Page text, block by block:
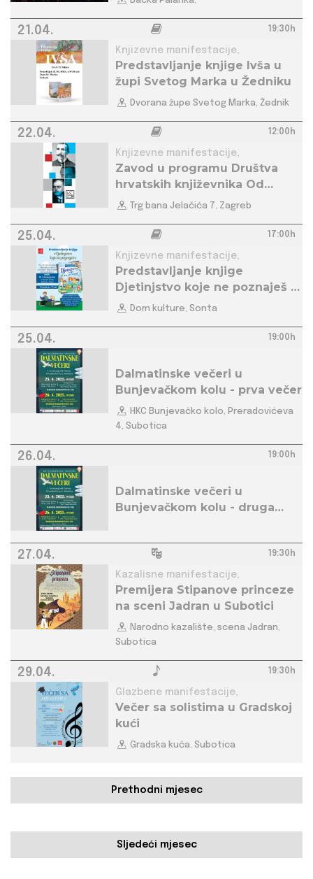
21.04. 19:30h
Knjizevne manifestacije,
Predstavljanje knjige Ivša u
župi Svetog Marka u Žedniku
Dvorana župe Svetog Marka, Žednik
22.04. 12:00h
Knjizevne manifestacije,
Zavod u programu Društva
hrvatskih književnika Od
Matoša, preko Benešića do
Trg bana Jelačića 7, Zagreb
25.04. 17:00h
Knjizevne manifestacije,
Predstavljanje knjige
Djetinjstvo koje ne poznaješ u
Sonti
Dom kulture, Sonta
25.04. 19:00h
Dalmatinske večeri u
Bunjevačkom kolu - prva večer
HKC Bunjevačko kolo, Preradovićeva
4, Subotica
26.04. 19:00h
Dalmatinske večeri u
Bunjevačkom kolu - druga
27.04. 19:30h
Kazalisne manifestacije,
Premijera Stipanove princeze
na sceni Jadran u Subotici
Narodno kazalište, scena Jadran,
Subotica
29.04. 19:30h
Glazbene manifestacije,
Večer sa solistima u Gradskoj
kući
Gradska kuća, Subotica
Prethodni mjesec
Sljedeći mjesec